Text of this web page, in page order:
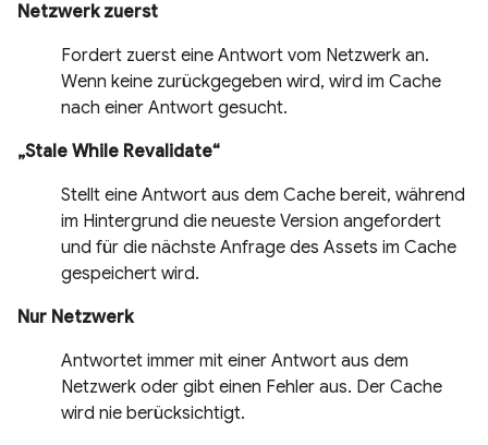
Netzwerk zuerst
Fordert zuerst eine Antwort vom Netzwerk an.
Wenn keine zurückgegeben wird, wird im Cache
nach einer Antwort gesucht.
„Stale While Revalidate“
Stellt eine Antwort aus dem Cache bereit, während
im Hintergrund die neueste Version angefordert
und für die nächste Anfrage des Assets im Cache
gespeichert wird.
Nur Netzwerk
Antwortet immer mit einer Antwort aus dem
Netzwerk oder gibt einen Fehler aus. Der Cache
wird nie berücksichtigt.